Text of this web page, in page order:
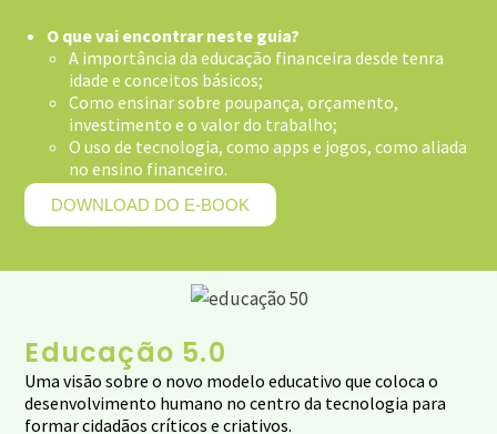
O que vai encontrar neste guia?
A importância da educação financeira desde tenra
idade e conceitos básicos;
Como ensinar sobre poupança, orçamento,
investimento e o valor do trabalho;
O uso de tecnologia, como apps e jogos, como aliada
no ensino financeiro.
DOWNLOAD DO E-BOOK
Educação 5.0
Uma visão sobre o novo modelo educativo que coloca o
desenvolvimento humano no centro da tecnologia para
formar cidadãos críticos e criativos.